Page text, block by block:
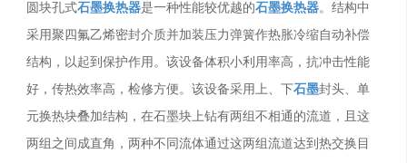
圆块孔式石墨换热器是一种性能较优越的石墨换热器。结构中
采用聚四氟乙烯密封介质并加装压力弹簧作热胀冷缩自动补偿
结构，以起到保护作用。该设备体积小利用率高，抗冲击性能
好，传热效率高，检修方便。该设备采用上、下石墨封头、单
元换热块叠加结构，在石墨块上钻有两组不相通的流道，且这
两组之间成直角，两种不同流体通过这两组流道达到热交换目